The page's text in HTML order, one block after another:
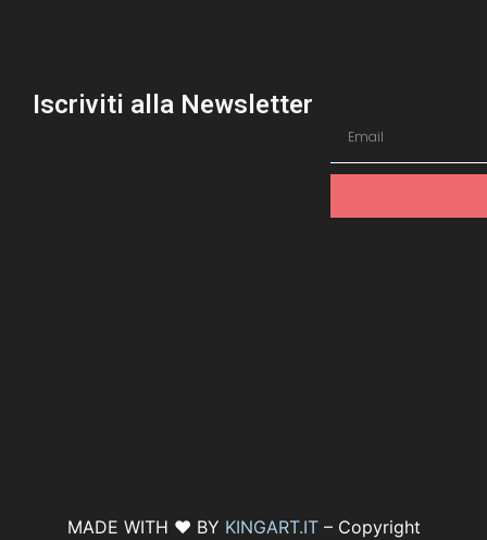
Iscriviti alla Newsletter
MADE WITH ♥ BY KINGART.IT– Copyright